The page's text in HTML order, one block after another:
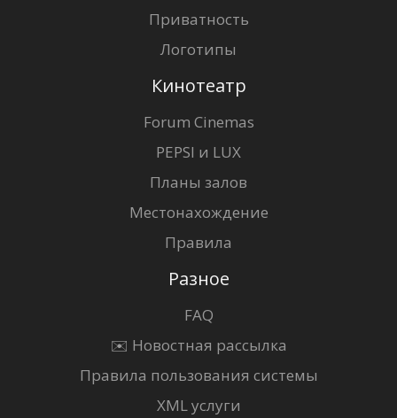
Приватность
Логотипы
Кинотеатр
Forum Cinemas
PEPSI и LUX
Планы залов
Местонахождение
Правила
Разное
FAQ
✉️ Новостная рассылка
Правила пользования системы
XML услуги